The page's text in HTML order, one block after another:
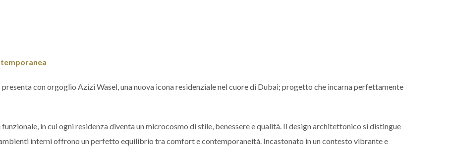
con orgoglio Azizi Wasel, una nuova icona residenziale nel cuore di Dubai; progetto che incarna perfettamente
in cui ogni residenza diventa un microcosmo di stile, benessere e qualità. Il design architettonico si distingue
interni offrono un perfetto equilibrio tra comfort e contemporaneità. Incastonato in un contesto vibrante e